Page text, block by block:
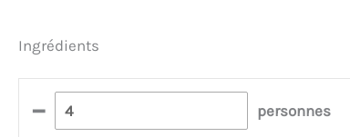
Ingrédients
– personnes